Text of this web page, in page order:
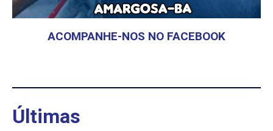
ACOMPANHE-NOS NO FACEBOOK
Últimas